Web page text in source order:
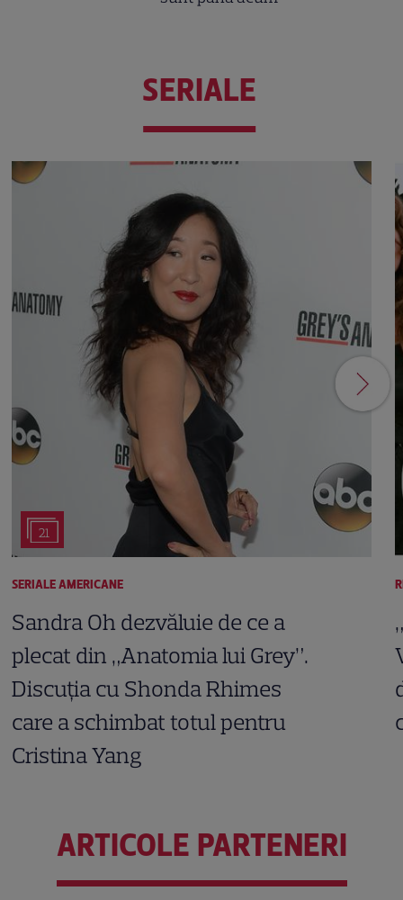
SERIALE
21
SERIALE AMERICANE
Sandra Oh dezvăluie de ce a
plecat din „Anatomia lui Grey”.
Discuția cu Shonda Rhimes
care a schimbat totul pentru
Cristina Yang
ARTICOLE PARTENERI